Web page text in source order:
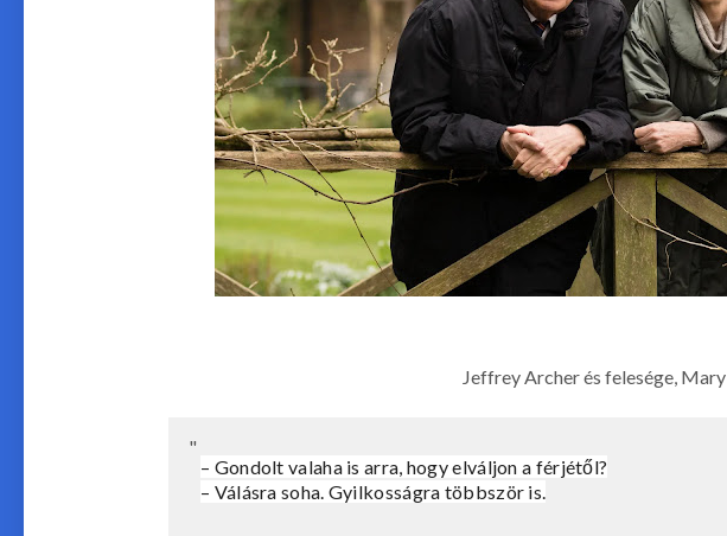
Jeffrey Archer és felesége, Mary
– Gondolt valaha is arra, hogy elváljon a férjétől?
– Válásra soha. Gyilkosságra többször is.